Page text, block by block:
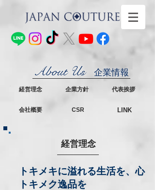
About Us 企業情報
経営理念
会社概要
企業方針 代表挨拶
CSR LINK
経営理念
トキメキに溢れる生活を、心
トキメク逸品を